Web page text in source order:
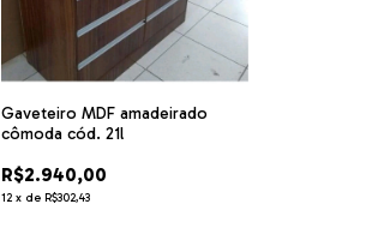
Gaveteiro MDF amadeirado
cômoda cód. 21l
R$2.940,00
12 x de R$302,43